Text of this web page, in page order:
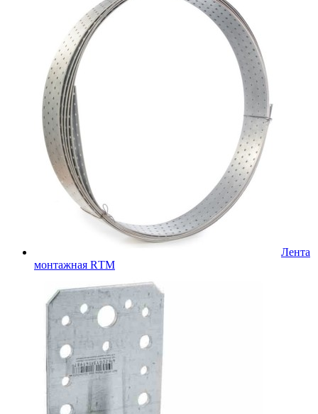
Лента
монтажная RТМ